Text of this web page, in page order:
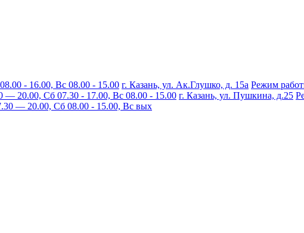
- 16.00, Вс 08.00 - 15.00 г. Казань, ул. Ак.Глушко, д. 15а Режим
20.00, Сб 07.30 - 17.00, Вс 08.00 - 15.00 г. Казань, ул. Пушкина, д.25
— 20.00, Сб 08.00 - 15.00, Вс вых